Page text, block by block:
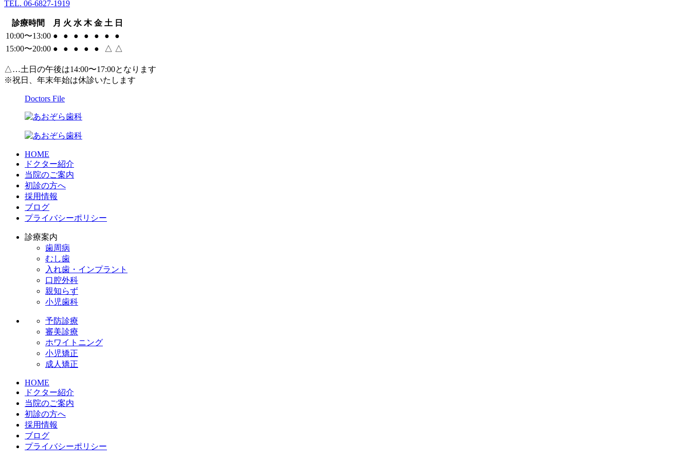
TEL. 06-6827-1919
診療時間 月 火 水 木 金 土 日
10:00〜13:00 ● ● ● ● ● ●
●
15:00〜20:00 ● ● ● ● ● △ △
△…土日の午後は14:00〜17:00となります
※祝日、年末年始は休診いたします
Doctors File
HOME
ドクター紹介
当院のご案内
初診の方へ
採用情報
ブログ
プライバシーポリシー
診療案内
歯周病
むし歯
入れ歯・インプラント
口腔外科
親知らず
小児歯科
予防診療
審美診療
ホワイトニング
小児矯正
成人矯正
HOME
ドクター紹介
当院のご案内
初診の方へ
採用情報
ブログ
プライバシーポリシー